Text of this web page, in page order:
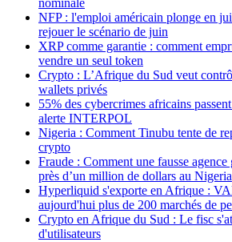
nominale
NFP : l'emploi américain plonge en
rejouer le scénario de juin
XRP comme garantie : comment
vendre un seul token
Crypto : L’Afrique du Sud veut
wallets privés
55% des cybercrimes africains
alerte INTERPOL
Nigeria : Comment Tinubu tente de
crypto
Fraude : Comment une fausse
près d’un million de dollars au Nigeria
Hyperliquid s'exporte en Afrique :
aujourd'hui plus de 200 marchés de
Crypto en Afrique du Sud : Le fisc
d'utilisateurs